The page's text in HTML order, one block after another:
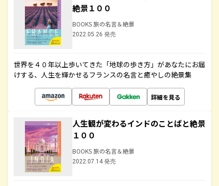
絶景１００
BOOKS 旅の名言＆絶景
2022.05.26 発売
世界を４０年以上歩いてきた「地球の歩き方」があなたにお届
けする、人生を輝かせるフランスの名言と癒やしの絶景集
詳細を見る
人生観が変わるインドのことばと絶景
１００
BOOKS 旅の名言＆絶景
2022.07.14 発売